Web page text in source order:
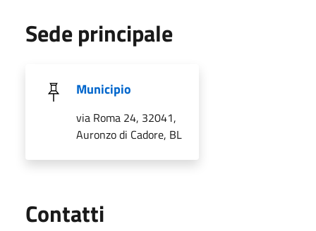
Sede principale
Municipio
via Roma 24, 32041,
Auronzo di Cadore, BL
Contatti